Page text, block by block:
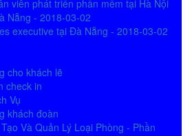
viên phát triển phần mềm tại Hà Nội
Nẵng - 2018-03-02
executive tại Đà Nẵng - 2018-03-02
cho khách lẽ
check in
Vụ
khách đoàn
Và Quản Lý Loại Phòng - Phần